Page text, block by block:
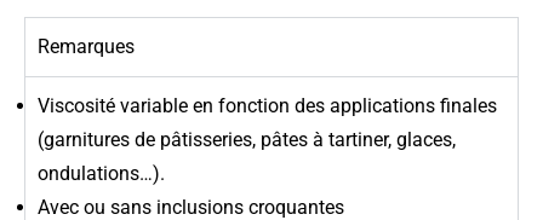
Remarques
Viscosité variable en fonction des applications finales
(garnitures de pâtisseries, pâtes à tartiner, glaces,
ondulations…).
Avec ou sans inclusions croquantes